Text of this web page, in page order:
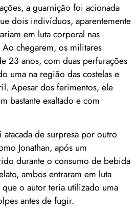
a guarnição foi acionada
dois indivíduos, aparentemente
em luta corporal nas
chegarem, os militares
23 anos, com duas perfurações
uma na região das costelas e
Apesar dos ferimentos, ele
bastante exaltado e com
de surpresa por outro
Jonathan, após um
durante o consumo de bebida
ambos entraram em luta
o autor teria utilizado uma
antes de fugir.